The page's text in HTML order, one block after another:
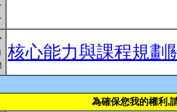
核心能力與課程規劃
為確保您我的權利,